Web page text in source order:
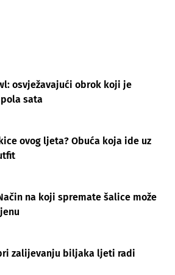
osvježavajući obrok koji je
sata
ovog ljeta? Obuća koja ide uz
na koji spremate šalice može
zalijevanju biljaka ljeti radi